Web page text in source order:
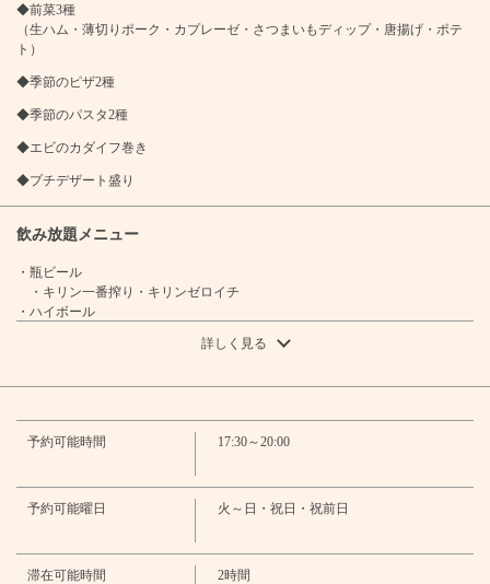
◆前菜3種
（生ハム・薄切りポーク・カプレーゼ・さつまいもディップ・唐揚げ・ポテ
ト）
◆季節のピザ2種
◆季節のパスタ2種
◆エビのカダイフ巻き
◆プチデザート盛り
飲み放題メニュー
・瓶ビール
・キリン一番搾り・キリンゼロイチ
・ハイボール
・カクテル
ピーチソーダ・ピーチウーロン
・ソフトドリンク
グリア・コーラ・ジンジャーエール・ウーロン茶・アイスコーヒー・ブレン
ドコーヒー・カプチーノ・アメリカン・エスプレッソ
詳しく見る
予約可能時間 17:30～20:00
予約可能曜日 火～日・祝日・祝前日
滞在可能時間 2時間
この店舗情報をシェアする
《女子会に♪》プチデザートプラン（全10品）/120分飲み放
題付き | ノンナカコーレ
https://nonnakako-re.owst.jp/courses/116367799
お店情報をコピー
閉じる